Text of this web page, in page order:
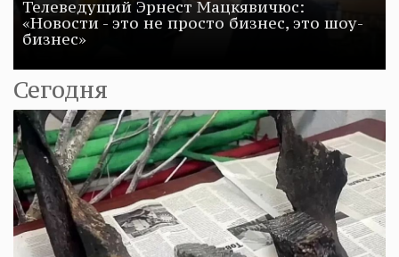
Телеведущий Эрнест Мацкявичюс:
«Новости - это не просто бизнес, это шоу-
бизнес»
Сегодня